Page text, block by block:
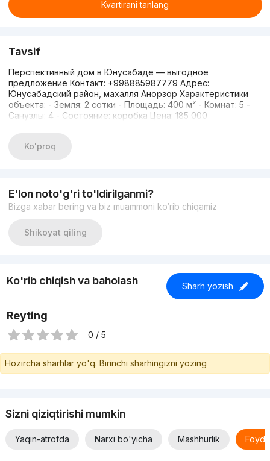
Kvartirani tanlang
Tavsif
Перспективный дом в Юнусабаде — выгодное
предложение Контакт: +998885987779 Адрес:
Юнусабадский район, махалля Анорзор Характеристики
объекта: - Земля: 2 сотки - Площадь: 400 м² - Комнат: 5 -
Санузлы: 4 - Состояние: коробка Цена: 185 000
Ko'proq
E'lon noto'g'ri to'ldirilganmi?
Bizga xabar bering va biz muammoni ko‘rib chiqamiz
Shikoyat qiling
Ko'rib chiqish va baholash Sharh yozish
Reyting
0 / 5
Hozircha sharhlar yo'q. Birinchi sharhingizni yozing
Sizni qiziqtirishi mumkin
Yaqin-atrofda Narxi bo'yicha Mashhurlik